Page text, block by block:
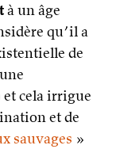
à un âge
qu’il a
de
et cela irrigue
et de
sauvages »